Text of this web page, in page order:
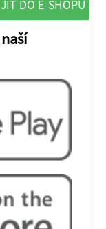
JÍT DO E-SHOPU